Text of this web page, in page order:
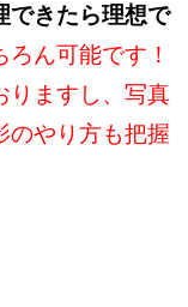
できたら理想で
ろん可能です！
りますし、写真
のやり方も把握